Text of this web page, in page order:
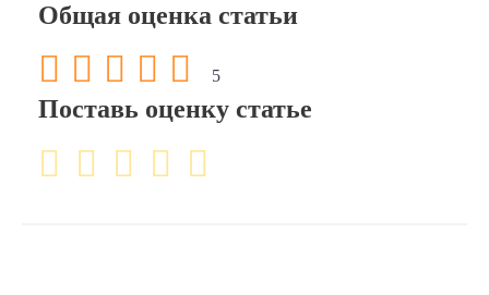
Общая оценка статьи
5
Поставь оценку статье